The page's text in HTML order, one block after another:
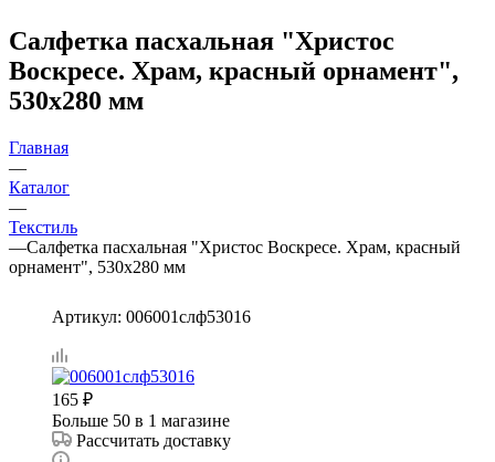
Салфетка пасхальная "Христос
Воскресе. Храм, красный орнамент",
530х280 мм
Главная
—
Каталог
—
Текстиль
—Салфетка пасхальная "Христос Воскресе. Храм, красный
орнамент", 530х280 мм
Артикул: 006001слф53016
165 ₽
Больше 50 в 1 магазине
Рассчитать доставку